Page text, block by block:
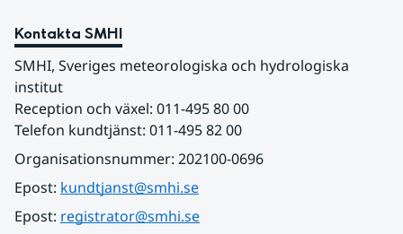
Kontakta SMHI
SMHI, Sveriges meteorologiska och hydrologiska
institut
Reception och växel: 011-495 80 00
Telefon kundtjänst: 011-495 82 00
Organisationsnummer: 202100-0696
Epost: kundtjanst@smhi.se
Epost: registrator@smhi.se